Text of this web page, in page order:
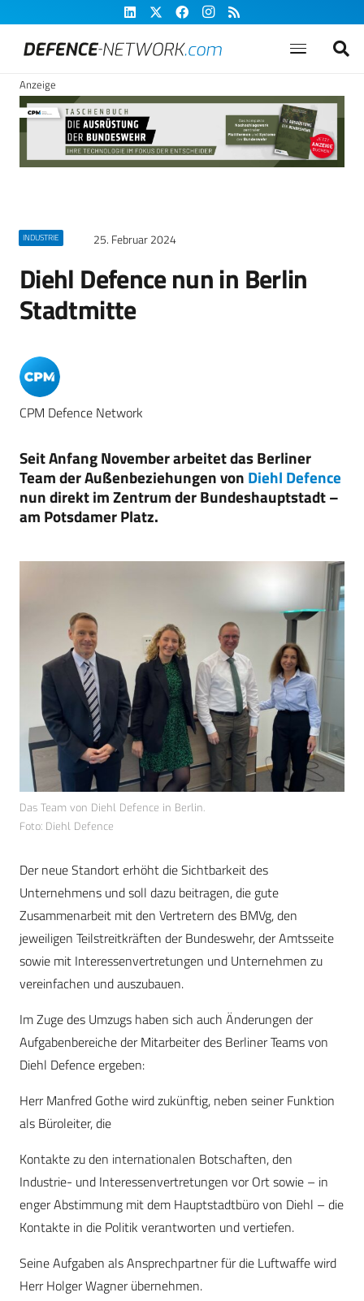
Anzeige
INDUSTRIE 25. Februar 2024
Diehl Defence nun in Berlin
Stadtmitte
CPM Defence Network
Seit Anfang November arbeitet das Berliner
Team der Außenbeziehungen von Diehl Defence
nun direkt im Zentrum der Bundeshauptstadt –
am Potsdamer Platz.
Das Team von Diehl Defence in Berlin.
Foto: Diehl Defence
Der neue Standort erhöht die Sichtbarkeit des
Unternehmens und soll dazu beitragen, die gute
Zusammenarbeit mit den Vertretern des BMVg, den
jeweiligen Teilstreitkräften der Bundeswehr, der Amtsseite
sowie mit Interessenvertretungen und Unternehmen zu
vereinfachen und auszubauen.
Im Zuge des Umzugs haben sich auch Änderungen der
Aufgabenbereiche der Mitarbeiter des Berliner Teams von
Diehl Defence ergeben:
Herr Manfred Gothe wird zukünftig, neben seiner Funktion
als Büroleiter, die
Kontakte zu den internationalen Botschaften, den
Industrie- und Interessenvertretungen vor Ort sowie – in
enger Abstimmung mit dem Hauptstadtbüro von Diehl – die
Kontakte in die Politik verantworten und vertiefen.
Seine Aufgaben als Ansprechpartner für die Luftwaffe wird
Herr Holger Wagner übernehmen.